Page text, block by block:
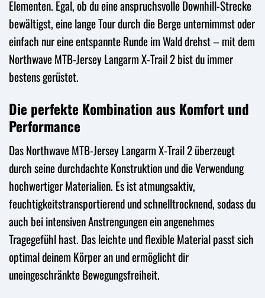
Elementen. Egal, ob du eine anspruchsvolle Downhill-Strecke
bewältigst, eine lange Tour durch die Berge unternimmst oder
einfach nur eine entspannte Runde im Wald drehst – mit dem
Northwave MTB-Jersey Langarm X-Trail 2 bist du immer
bestens gerüstet.
Die perfekte Kombination aus Komfort und
Performance
Das Northwave MTB-Jersey Langarm X-Trail 2 überzeugt
durch seine durchdachte Konstruktion und die Verwendung
hochwertiger Materialien. Es ist atmungsaktiv,
feuchtigkeitstransportierend und schnelltrocknend, sodass du
auch bei intensiven Anstrengungen ein angenehmes
Tragegefühl hast. Das leichte und flexible Material passt sich
optimal deinem Körper an und ermöglicht dir
uneingeschränkte Bewegungsfreiheit.